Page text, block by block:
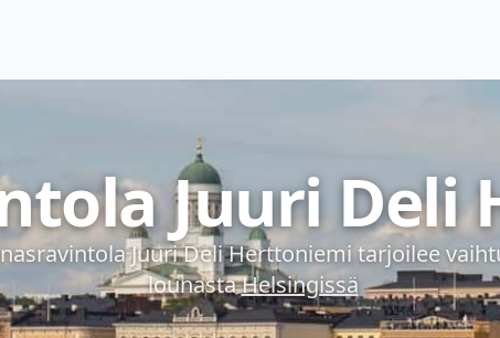
Juuri Deli
Juuri Deli Herttoniemitarjoilee
lounastaHelsingissä